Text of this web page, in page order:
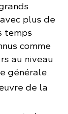
plus de
temps
comme
au niveau
générale.
de la